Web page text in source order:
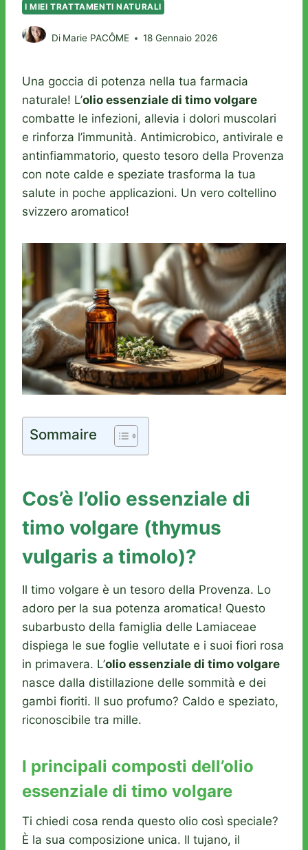
I MIEI TRATTAMENTI NATURALI
Di Marie PACÔME 18 Gennaio 2026
Una goccia di potenza nella tua farmacia
naturale! L’olio essenziale di timo volgare
combatte le infezioni, allevia i dolori muscolari
e rinforza l’immunità. Antimicrobico, antivirale e
antinfiammatorio, questo tesoro della Provenza
con note calde e speziate trasforma la tua
salute in poche applicazioni. Un vero coltellino
svizzero aromatico!
Sommaire
Cos’è l’olio essenziale di
timo volgare (thymus
vulgaris a timolo)?
Il timo volgare è un tesoro della Provenza. Lo
adoro per la sua potenza aromatica! Questo
subarbusto della famiglia delle Lamiaceae
dispiega le sue foglie vellutate e i suoi fiori rosa
in primavera. L’olio essenziale di timo volgare
nasce dalla distillazione delle sommità e dei
gambi fioriti. Il suo profumo? Caldo e speziato,
riconoscibile tra mille.
I principali composti dell’olio
essenziale di timo volgare
Ti chiedi cosa renda questo olio così speciale?
È la sua composizione unica. Il tujano, il